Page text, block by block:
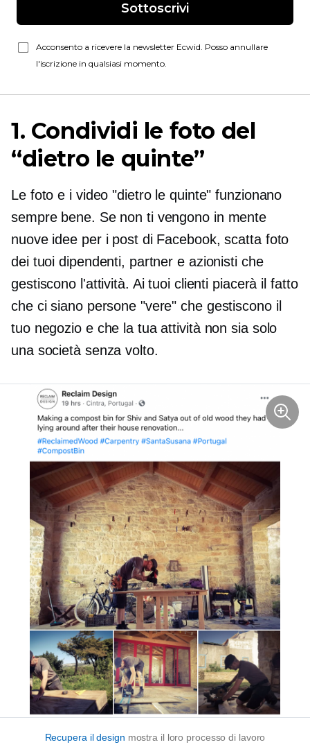
Sottoscrivi
Acconsento a ricevere la newsletter Ecwid. Posso annullare
l'iscrizione in qualsiasi momento.
1. Condividi le foto del
“dietro le quinte”
Le foto e i video "dietro le quinte" funzionano
sempre bene. Se non ti vengono in mente
nuove idee per i post di Facebook, scatta foto
dei tuoi dipendenti, partner e azionisti che
gestiscono l'attività. Ai tuoi clienti piacerà il fatto
che ci siano persone "vere" che gestiscono il
tuo negozio e che la tua attività non sia solo
una società senza volto.
Recupera il design mostra il loro processo di lavoro